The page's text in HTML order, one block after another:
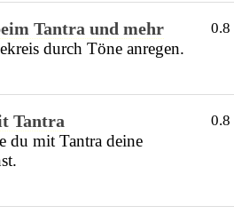
Tantra und mehr
durch Töne anregen.
0.8
Tantra
du mit Tantra deine
0.8